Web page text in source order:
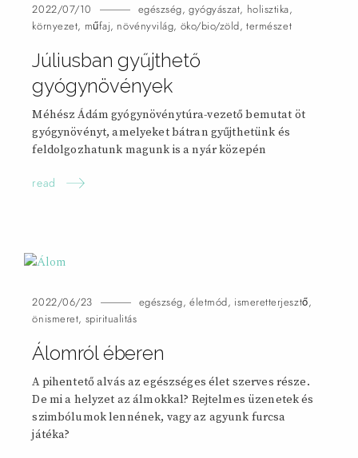
2022/07/10 egészség,gyógyászat, holisztika,
környezet, műfaj, növényvilág, öko/bio/zöld,természet
Júliusban gyűjthető
gyógynövények
Méhész Ádám gyógynövénytúra-vezető bemutat öt
gyógynövényt, amelyeket bátran gyűjthetünk és
feldolgozhatunk magunk is a nyár közepén
read
2022/06/23 egészség,életmód, ismeretterjesztő,
önismeret, spiritualitás
Álomról éberen
A pihentető alvás az egészséges élet szerves része.
De mi a helyzet az álmokkal? Rejtelmes üzenetek és
szimbólumok lennének, vagy az agyunk furcsa
játéka?